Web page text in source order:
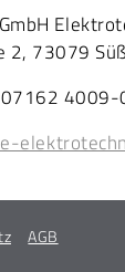
2, 73079
4009-
AGB